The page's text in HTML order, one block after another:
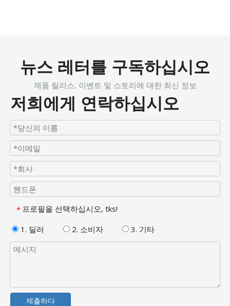
뉴스 레터를 구독하십시오
제품 릴리스, 이벤트 및 스토리에 대한 최신 정보
저희에게 연락하십시오
* 프로필을 선택하십시오, tks!
1. 딜러
2. 소비자 3. 기타
제출하다